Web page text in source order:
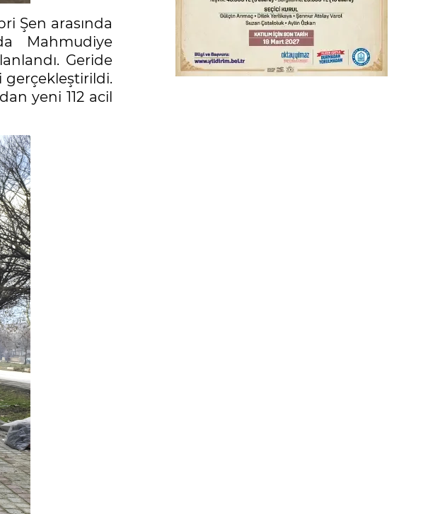
Şen arasında
Mahmudiye
Geride
gerçekleştirildi.
yeni 112 acil
Elektrik akımına kapılan işçi hayatını
kaybetti
Serbest piyasada döviz fiyatları